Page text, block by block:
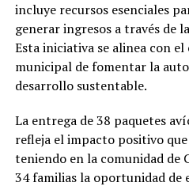
incluye recursos esenciales
generar ingresos a través de
Esta iniciativa se alinea con
municipal de fomentar la
desarrollo sustentable.
La entrega de 38 paquetes
refleja el impacto positivo
teniendo en la comunidad de
34 familias la oportunidad de